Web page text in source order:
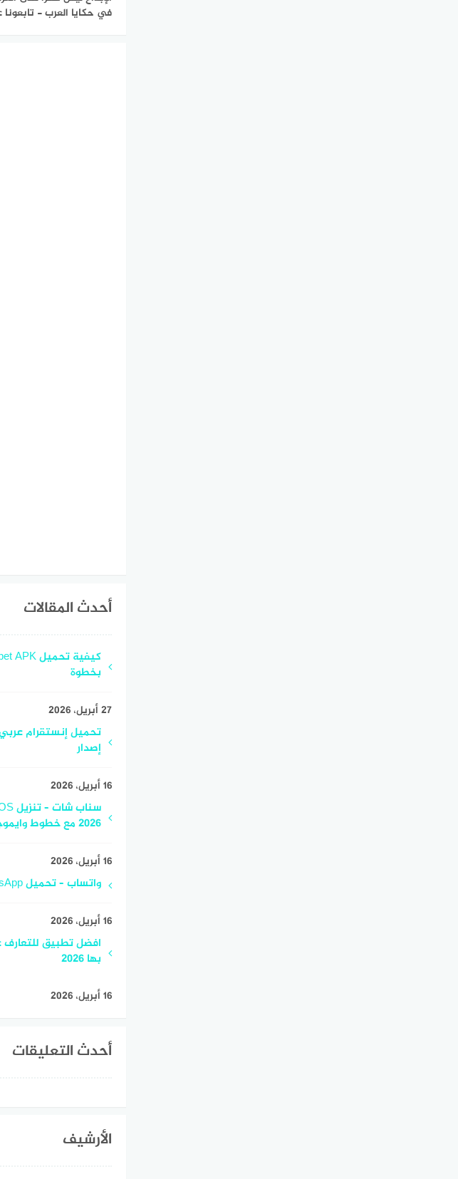
في حكايا العرب -
أحدث المقالات
بخطوة
27 أبريل، 2026
إصدار
16 أبريل، 2026
2026 مع خطوط وايموجي
16 أبريل، 2026
واتساب – تحميل WhatsApp للآيفون 2026 آخر إصدار
16 أبريل، 2026
افضل تطبيق للتعارف
بها 2026
16 أبريل، 2026
أحدث التعليقات
الأرشيف